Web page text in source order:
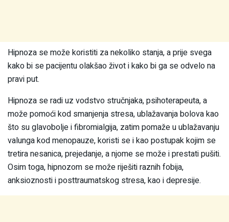
Hipnoza se može koristiti za nekoliko stanja, a prije svega
kako bi se pacijentu olakšao život i kako bi ga se odvelo na
pravi put.
Hipnoza se radi uz vodstvo stručnjaka, psihoterapeuta, a
može pomoći kod smanjenja stresa, ublažavanja bolova kao
što su glavobolje i fibromialgija, zatim pomaže u ublažavanju
valunga kod menopauze, koristi se i kao postupak kojim se
tretira nesanica, prejedanje, a njome se može i prestati pušiti.
Osim toga, hipnozom se može riješiti raznih fobija,
anksioznosti i posttraumatskog stresa, kao i depresije.